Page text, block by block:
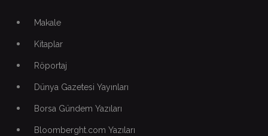
Makale
Kitaplar
Röportaj
Dünya Gazetesi Yayınları
Borsa Gündem Yazıları
Bloomberght.com Yazıları